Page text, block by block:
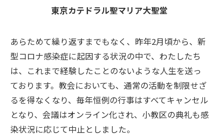
東京カテドラル聖マリア大聖堂
あらためて繰り返すまでもなく、昨年2月頃から、新
型コロナ感染症に起因する状況の中で、わたしたち
は、これまで経験したことのないような人生を送っ
ております。教会においても、通常の活動を制限せざ
るを得なくなり、毎年恒例の行事はすべてキャンセル
となり、会議はオンライン化され、小教区の典礼も感
染状況に応じて中止としました。